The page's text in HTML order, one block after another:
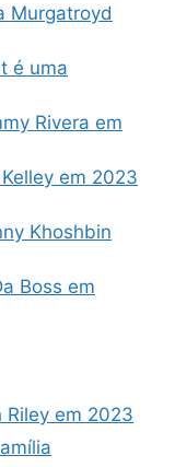
Murgatroyd
é uma
Rivera em
em 2023
Khoshbin
Boss em
Riley em 2023